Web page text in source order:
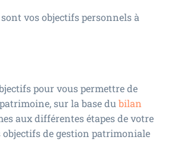
vos objectifs personnels à
pour vous permettre de
sur la base dubilan
aux différentes étapes de votre
objectifs de gestion patrimoniale